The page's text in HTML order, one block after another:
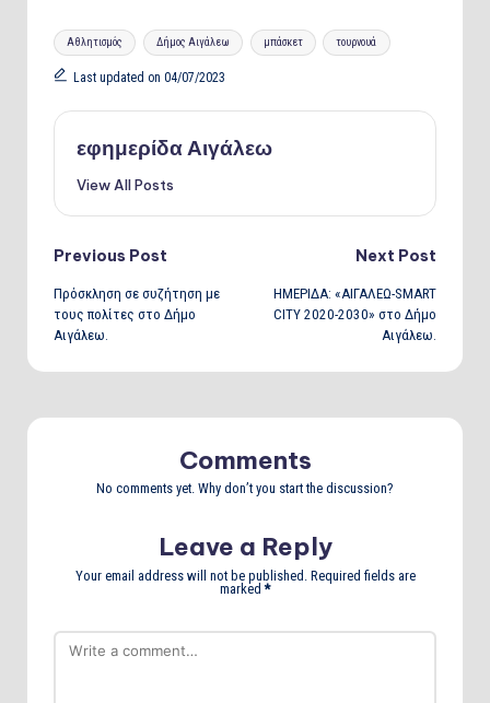
Tags:
Αθλητισμός Δήμος Αιγάλεω μπάσκετ τουρνουά
Last updated on 04/07/2023
εφημερίδα Αιγάλεω
View All Posts
Post
navigation
Previous Post
Πρόσκληση σε συζήτηση με
τους πολίτες στο Δήμο
Αιγάλεω.
Next Post
ΗΜΕΡΙΔΑ: «ΑΙΓΑΛΕΩ-SMART
CITY 2020-2030» στο Δήμο
Αιγάλεω.
Comments
No comments yet. Why don’t you start the discussion?
Leave a Reply
Your email address will not be published. Required fields are
marked*